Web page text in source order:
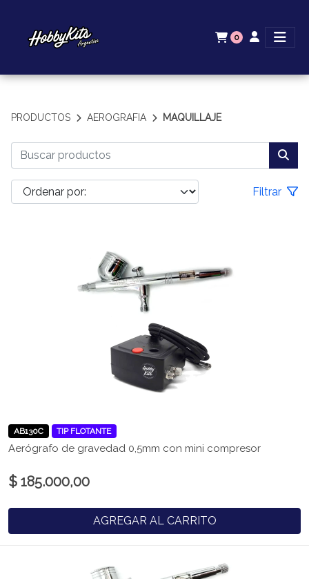
0
PRODUCTOS AEROGRAFIA MAQUILLAJE
Filtrar
AB130C TIP FLOTANTE
Aerógrafo de gravedad 0,5mm con mini compresor
$ 185.000,00
AGREGAR AL CARRITO